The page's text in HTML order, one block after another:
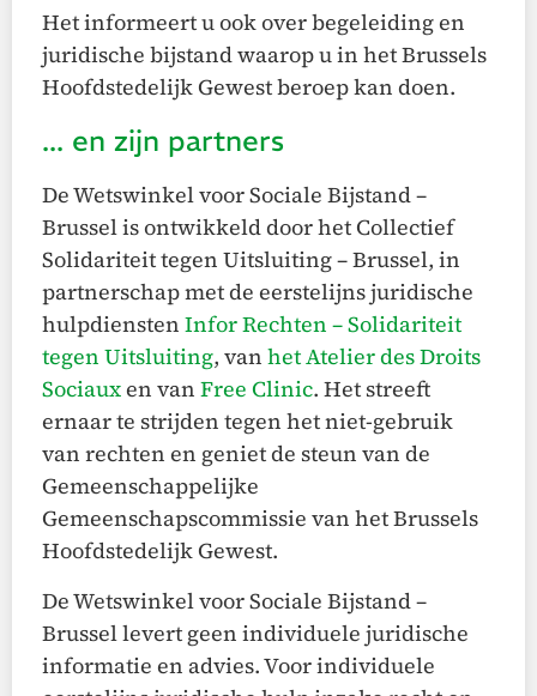
Het informeert u ook over begeleiding en
juridische bijstand waarop u in het Brussels
Hoofdstedelijk Gewest beroep kan doen.
... en zijn partners
De Wetswinkel voor Sociale Bijstand –
Brussel is ontwikkeld door het Collectief
Solidariteit tegen Uitsluiting – Brussel, in
partnerschap met de eerstelijns juridische
hulpdiensten Infor Rechten – Solidariteit
tegen Uitsluiting, van het Atelier des Droits
Sociauxen van Free Clinic. Het streeft
ernaar te strijden tegen het niet-gebruik
van rechten en geniet de steun van de
Gemeenschappelijke
Gemeenschapscommissie van het Brussels
Hoofdstedelijk Gewest.
De Wetswinkel voor Sociale Bijstand –
Brussel levert geen individuele juridische
informatie en advies. Voor individuele